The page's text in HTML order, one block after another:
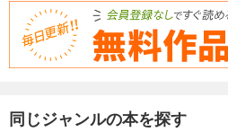
1,048円 (税込)
フォトコン2024年6月号
同じジャンルの本を探す